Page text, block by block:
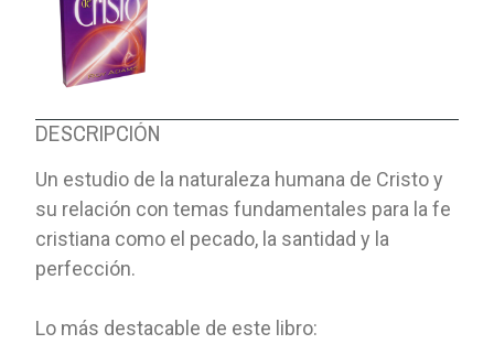
DESCRIPCIÓN
Un estudio de la naturaleza humana de Cristo y
su relación con temas fundamentales para la fe
cristiana como el pecado, la santidad y la
perfección.
Lo más destacable de este libro: